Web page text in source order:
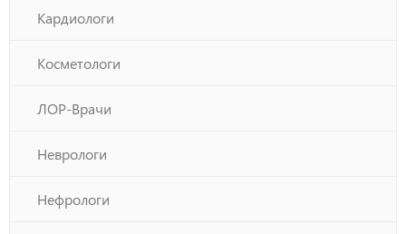
Кардиологи
Косметологи
ЛОР-Врачи
Неврологи
Нефрологи